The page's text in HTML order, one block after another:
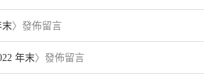
末〉發佈留言
年末〉發佈留言